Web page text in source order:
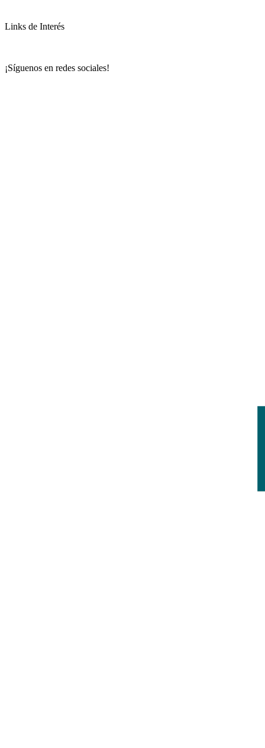
Links de Interés
¡Síguenos en redes sociales!